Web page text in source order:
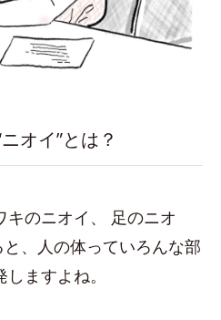
オイ”とは？
キのニオイ、 足のニオ
、人の体っていろんな部
ますよね。